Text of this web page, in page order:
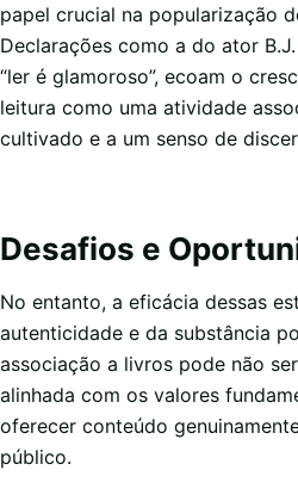
papel crucial na popularização
Declarações como a do ator
“ler é glamoroso”, ecoam o
leitura como uma atividade
cultivado e a um senso de
Desafios e
No entanto, a eficácia dessas
autenticidade e da substância
associação a livros pode não
alinhada com os valores
oferecer conteúdo
público.